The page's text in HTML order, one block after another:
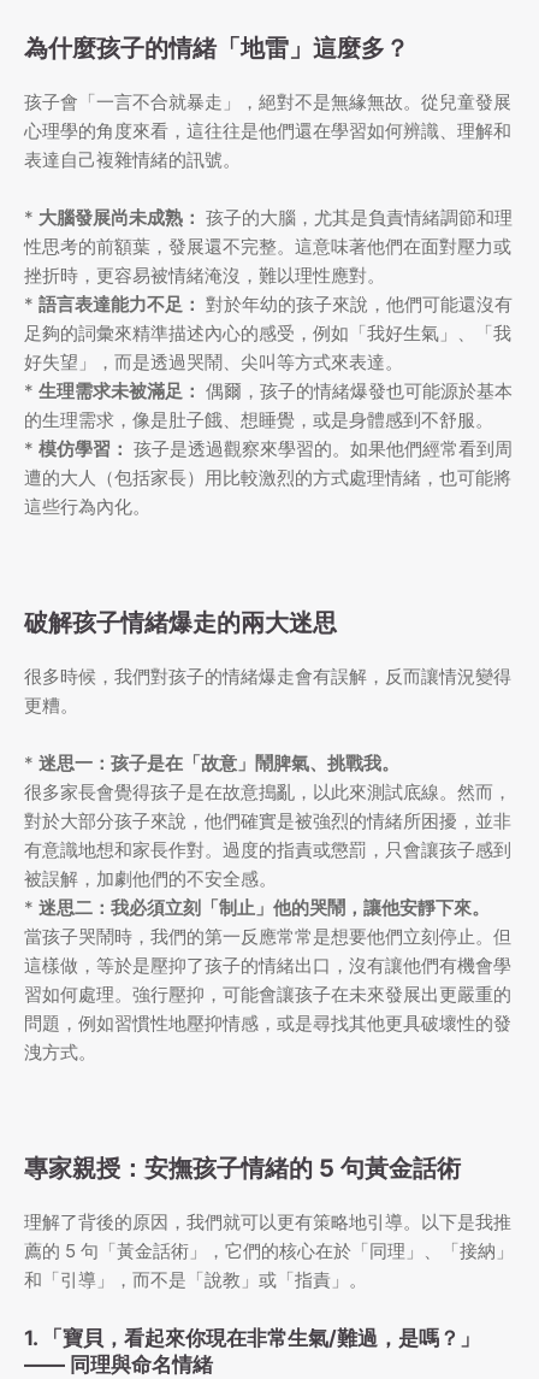
為什麼孩子的情緒「地雷」這麼多？
孩子會「一言不合就暴走」，絕對不是無緣無故。從兒童發展
心理學的角度來看，這往往是他們還在學習如何辨識、理解和
表達自己複雜情緒的訊號。
* 大腦發展尚未成熟： 孩子的大腦，尤其是負責情緒調節和理
性思考的前額葉，發展還不完整。這意味著他們在面對壓力或
挫折時，更容易被情緒淹沒，難以理性應對。
* 語言表達能力不足： 對於年幼的孩子來說，他們可能還沒有
足夠的詞彙來精準描述內心的感受，例如「我好生氣」、「我
好失望」，而是透過哭鬧、尖叫等方式來表達。
* 生理需求未被滿足： 偶爾，孩子的情緒爆發也可能源於基本
的生理需求，像是肚子餓、想睡覺，或是身體感到不舒服。
* 模仿學習： 孩子是透過觀察來學習的。如果他們經常看到周
遭的大人（包括家長）用比較激烈的方式處理情緒，也可能將
這些行為內化。
破解孩子情緒爆走的兩大迷思
很多時候，我們對孩子的情緒爆走會有誤解，反而讓情況變得
更糟。
* 迷思一：孩子是在「故意」鬧脾氣、挑戰我。
很多家長會覺得孩子是在故意搗亂，以此來測試底線。然而，
對於大部分孩子來說，他們確實是被強烈的情緒所困擾，並非
有意識地想和家長作對。過度的指責或懲罰，只會讓孩子感到
被誤解，加劇他們的不安全感。
* 迷思二：我必須立刻「制止」他的哭鬧，讓他安靜下來。
當孩子哭鬧時，我們的第一反應常常是想要他們立刻停止。但
這樣做，等於是壓抑了孩子的情緒出口，沒有讓他們有機會學
習如何處理。強行壓抑，可能會讓孩子在未來發展出更嚴重的
問題，例如習慣性地壓抑情感，或是尋找其他更具破壞性的發
洩方式。
專家親授：安撫孩子情緒的 5 句黃金話術
理解了背後的原因，我們就可以更有策略地引導。以下是我推
薦的 5 句「黃金話術」，它們的核心在於「同理」、「接納」
和「引導」，而不是「說教」或「指責」。
1. 「寶貝，看起來你現在非常生氣/難過，是嗎？」
—— 同理與命名情緒